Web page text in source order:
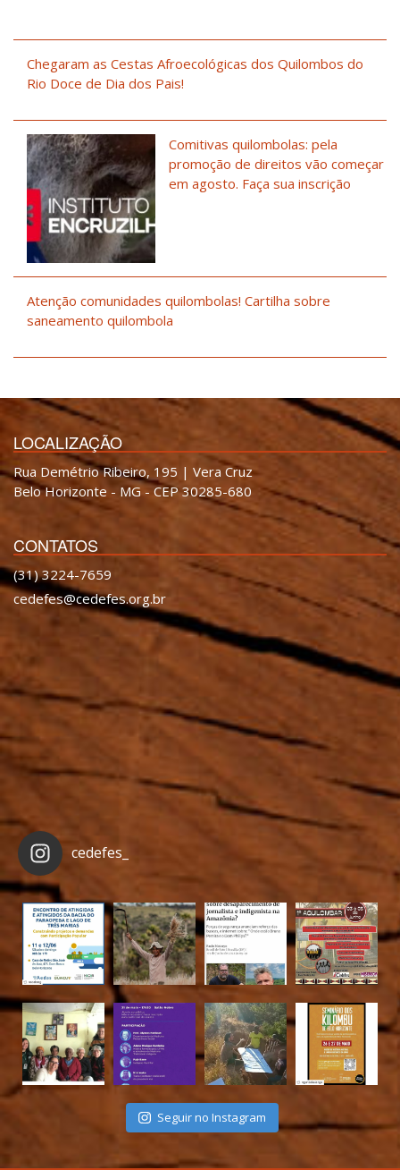
Chegaram as Cestas Afroecológicas dos Quilombos do
Rio Doce de Dia dos Pais!
Comitivas quilombolas: pela
promoção de direitos vão começar
em agosto. Faça sua inscrição
Atenção comunidades quilombolas! Cartilha sobre
saneamento quilombola
LOCALIZAÇÃO
Rua Demétrio Ribeiro, 195 | Vera Cruz
Belo Horizonte - MG - CEP 30285-680
CONTATOS
(31) 3224-7659
cedefes@cedefes.org.br
cedefes_
Seguir no Instagram